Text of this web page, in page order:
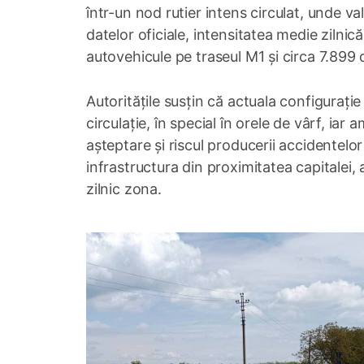
într-un nod rutier intens circulat, unde
datelor oficiale, intensitatea medie
autovehicule pe traseul M1 și circa
Autoritățile susțin că actuala
circulație, în special în orele de vârf, iar
așteptare și riscul producerii
infrastructura din proximitatea capitalei,
zilnic zona.